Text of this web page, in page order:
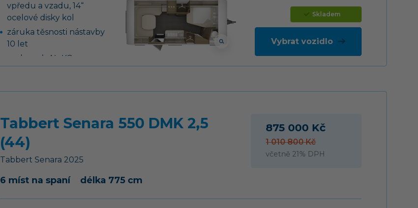
lednice 133 l se
systémem AES
vpředu a vzadu, 14“
ocelové disky kol
záruka těsnosti nástavby
10 let
podvozek AL-KO,
tlumičů pérování
nerezovým dřezem a
nádrž na čistou vodu 45
litrů, ponorné čerpadlo
Skladem
Vybrat vozidlo
Tabbert Senara 550 DMK 2,5
(44)
Tabbert Senara 2025
6 míst na spaní délka 775 cm
875 000 Kč
1 010 800 Kč
včetně 21% DPH